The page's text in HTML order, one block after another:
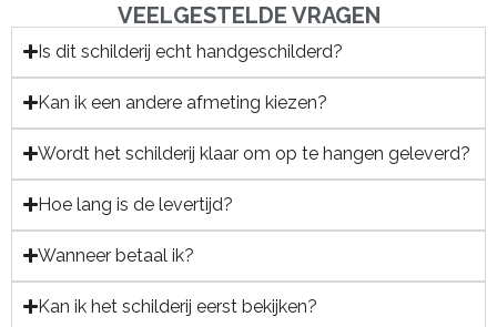
VEELGESTELDE VRAGEN
Is dit schilderij echt handgeschilderd?
Kan ik een andere afmeting kiezen?
Wordt het schilderij klaar om op te hangen geleverd?
Hoe lang is de levertijd?
Wanneer betaal ik?
Kan ik het schilderij eerst bekijken?